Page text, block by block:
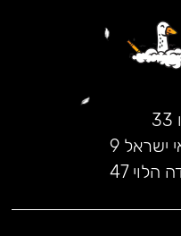
ישראל 9
הלוי 47